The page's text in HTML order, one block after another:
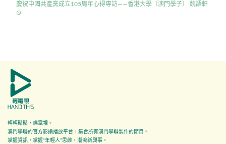
慶祝中國共產黨成立105周年心得專訪——香港大學（澳門學子） 魏語軒
access_time
輕輕鬆鬆，睇電視。
澳門學聯的官方影攝播放平台，集合所有澳門學聯製作的節目。
掌握資訊，掌握"年輕人”思維、潮流新興事。